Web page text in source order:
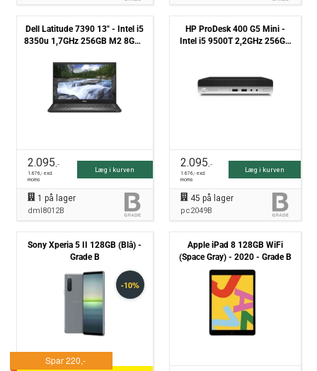
Dell Latitude 7390 13" - Intel i5
8350u 1,7GHz 256GB M2 8GB -
2.095,-
1.676,- excl.
moms
Læg i kurven
1 på lager
dml8012B
HP ProDesk 400 G5 Mini -
Intel i5 9500T 2,2GHz 256GB
2.095,-
1.676,- excl.
moms
Læg i kurven
45 på lager
pc2049B
Sony Xperia 5 II 128GB (Blå) -
Grade B
Apple iPad 8 128GB WiFi
(Space Gray) - 2020 - Grade B